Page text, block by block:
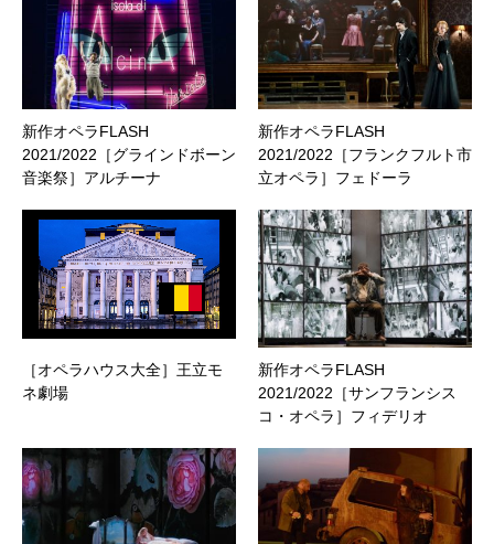
新作オペラFLASH
2021/2022［グラインドボーン
音楽祭］アルチーナ
新作オペラFLASH
2021/2022［フランクフルト市
立オペラ］フェドーラ
［オペラハウス大全］王立モ
ネ劇場
新作オペラFLASH
2021/2022［サンフランシス
コ・オペラ］フィデリオ